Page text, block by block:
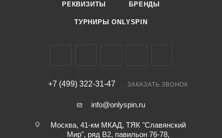
РЕКВИЗИТЫ БРЕНДЫ
ТУРНИРЫ ONLYSPIN
+7 (499) 322-31-47 ЗАКАЗАТЬ ЗВОНОК
info@onlyspin.ru
Москва, 41-км МКАД, ТЯК "Славянский
Мир", ряд В2, павильон 76-78,